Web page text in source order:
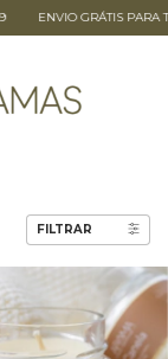
ENVIO GRÁTIS PARA
FILTRAR